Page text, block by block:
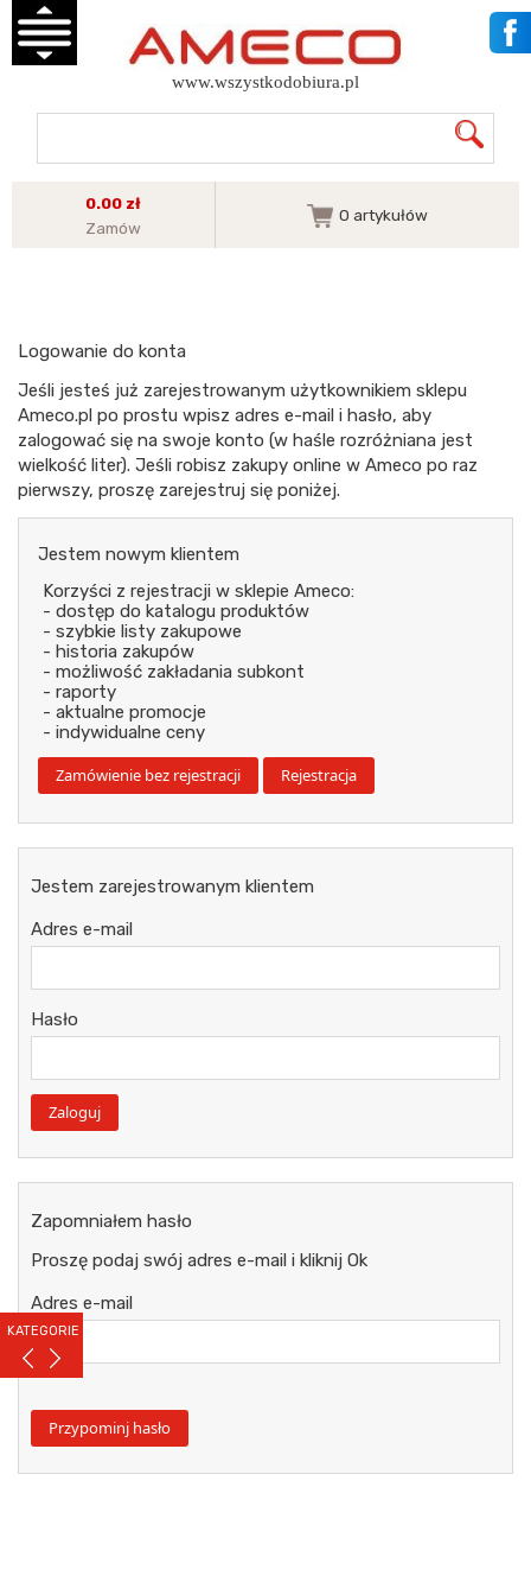
KATEGORIE
www.wszystkodobiura.pl
0.00 zł
Zamów
0 artykułów
Logowanie do konta
Jeśli jesteś już zarejestrowanym użytkownikiem sklepu
Ameco.pl po prostu wpisz adres e-mail i hasło, aby
zalogować się na swoje konto (w haśle rozróżniana jest
wielkość liter). Jeśli robisz zakupy online w Ameco po raz
pierwszy, proszę zarejestruj się poniżej.
Jestem nowym klientem
Korzyści z rejestracji w sklepie Ameco:
- dostęp do katalogu produktów
- szybkie listy zakupowe
- historia zakupów
- możliwość zakładania subkont
- raporty
- aktualne promocje
- indywidualne ceny
Jestem zarejestrowanym klientem
Adres e-mail
Hasło
Zapomniałem hasło
Proszę podaj swój adres e-mail i kliknij Ok
Adres e-mail